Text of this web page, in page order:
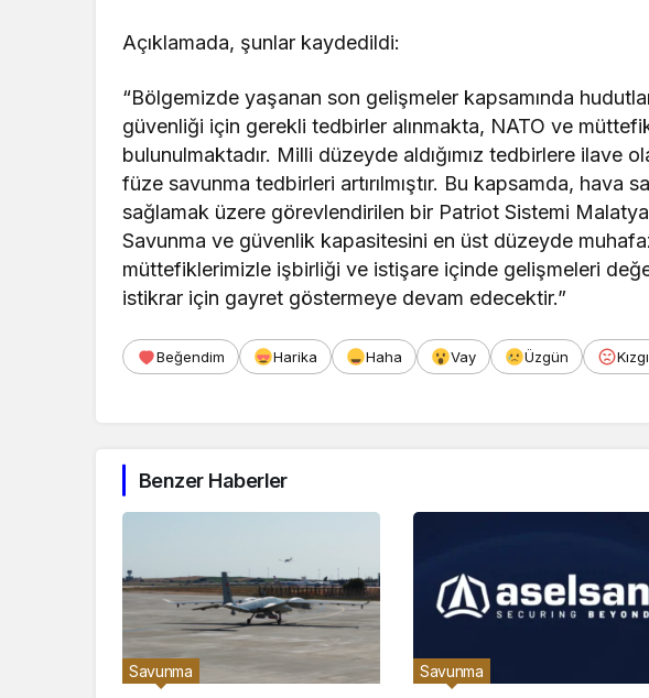
Açıklamada, şunlar kaydedildi:
“Bölgemizde yaşanan son gelişmeler kapsamında
güvenliği için gerekli tedbirler alınmakta, NATO ve
bulunulmaktadır. Milli düzeyde aldığımız tedbirlere ilave
füze savunma tedbirleri artırılmıştır. Bu kapsamda, hava
sağlamak üzere görevlendirilen bir Patriot Sistemi
Savunma ve güvenlik kapasitesini en üst düzeyde
müttefiklerimizle işbirliği ve istişare içinde gelişmeleri
istikrar için gayret göstermeye devam edecektir.”
Beğendim Harika Haha Vay Üzgün
Benzer Haberler
Savunma Savunma